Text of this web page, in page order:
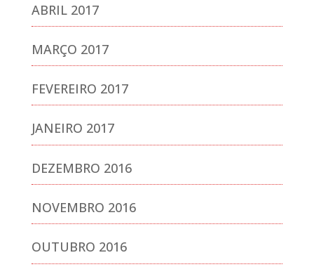
ABRIL 2017
MARÇO 2017
FEVEREIRO 2017
JANEIRO 2017
DEZEMBRO 2016
NOVEMBRO 2016
OUTUBRO 2016